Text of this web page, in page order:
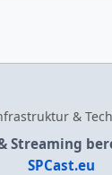
&
Streaming
SPCast.eu